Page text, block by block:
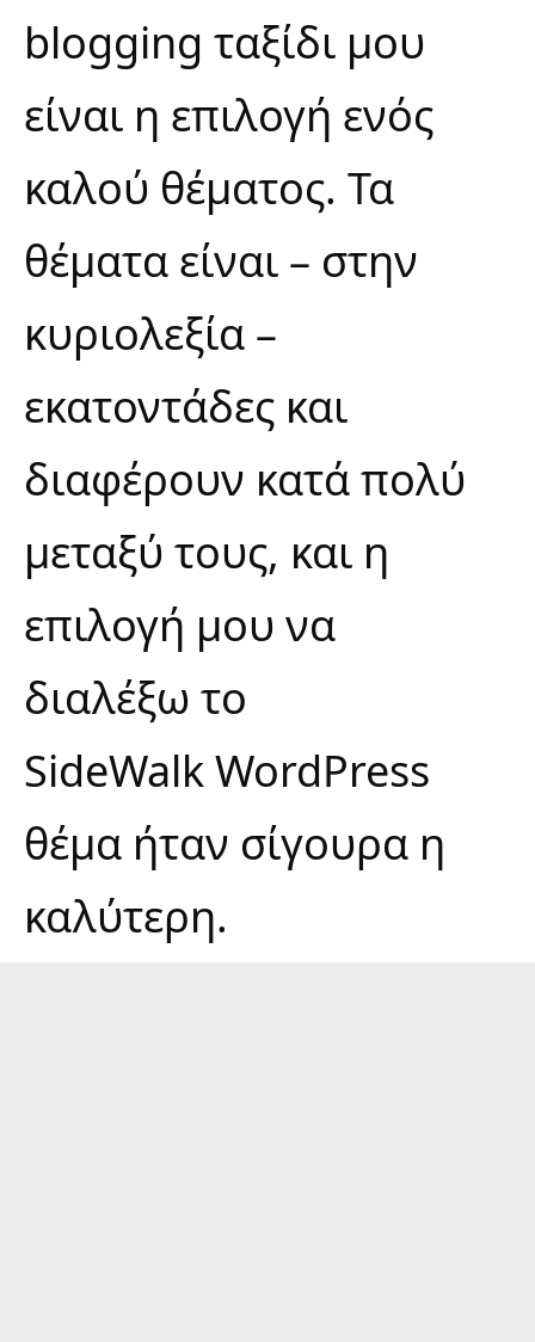
blogging ταξίδι μου
είναι η επιλογή ενός
καλού θέματος. Τα
θέματα είναι – στην
κυριολεξία –
εκατοντάδες και
διαφέρουν κατά πολύ
μεταξύ τους, και η
επιλογή μου να
διαλέξω το
SideWalk WordPress
θέμα ήταν σίγουρα η
καλύτερη.